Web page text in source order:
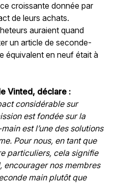
croissante donnée par
de leurs achats.
auraient quand
un article de seconde-
équivalent en neuf était à
Vinted, déclare :
considérable sur
est fondée sur la
est l’une des solutions
Pour nous, en tant que
particuliers, cela signifie
encourager nos membres
main plutôt que